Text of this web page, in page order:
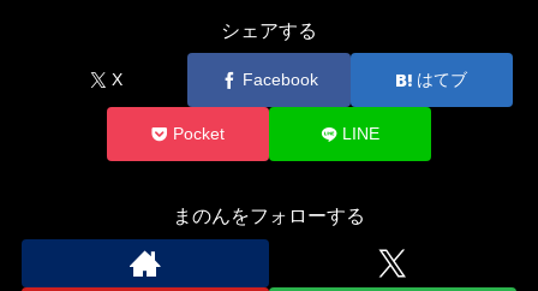
シェアする
X Facebook はてブ
Pocket LINE
まのんをフォローする